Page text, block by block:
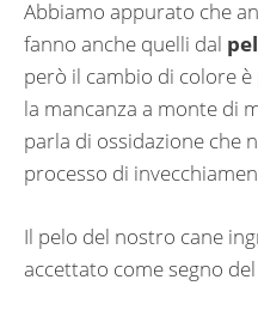
Abbiamo appurato che
fanno anche quelli dal
però il cambio di colore è
la mancanza a monte di
parla di ossidazione che
processo di
Il pelo del nostro cane
accettato come segno